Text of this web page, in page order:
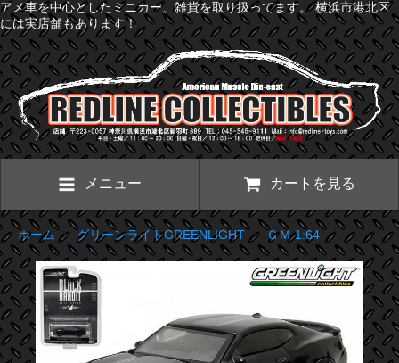
アメ車を中心としたミニカー、雑貨を取り扱ってます。 横浜市港北区
には実店舗もあります！
メニュー カートを見る
ホーム>グリーンライトGREENLIGHT> ＧＭ 1:64